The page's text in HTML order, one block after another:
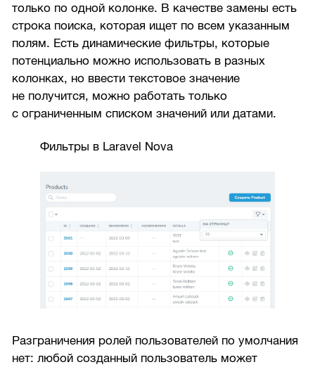
только по одной колонке. В качестве замены есть
строка поиска, которая ищет по всем указанным
полям. Есть динамические фильтры, которые
потенциально можно использовать в разных
колонках, но ввести текстовое значение
не получится, можно работать только
с ограниченным списком значений или датами.
Фильтры в Laravel Nova
Разграничения ролей пользователей по умолчания
нет: любой созданный пользователь может